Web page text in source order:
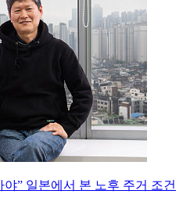
” 일본에서 본 노후 주거 조건